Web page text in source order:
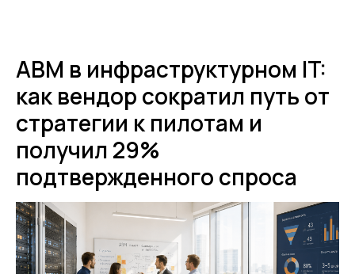
ABM в инфраструктурном IT:
как вендор сократил путь от
стратегии к пилотам и
получил 29%
подтвержденного спроса